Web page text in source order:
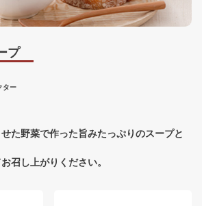
プ
ター
た野菜で作った旨みたっぷりのスープと
召し上がりください。